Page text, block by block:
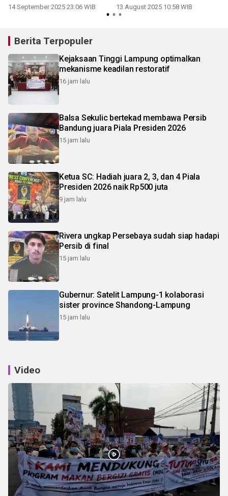
14 September 2025 23:06 WIB 13 August 2025 10:58 WIB
Berita Terpopuler
Kejaksaan Tinggi Lampung optimalkan
mekanisme keadilan restoratif
16 jam lalu
Balsa Sekulic bertekad membawa Persib
Bandung juara Piala Presiden 2026
15 jam lalu
Ketua SC: Hadiah juara 2, 3, dan 4 Piala
Presiden 2026 naik Rp500 juta
9 jam lalu
Rivera ungkap Persebaya sudah siap hadapi
Persib di final
15 jam lalu
Gubernur: Satelit Lampung-1 kolaborasi
sister province Shandong-Lampung
15 jam lalu
Video